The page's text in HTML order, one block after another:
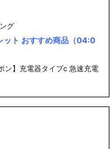
グ
ット おすすめ商品（04:0
ン】充電器タイプc 急速充電